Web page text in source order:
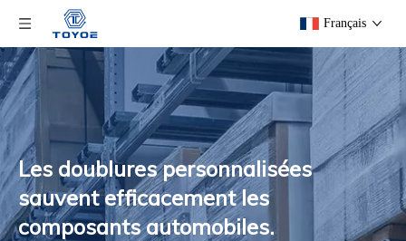
Français
Les doublures personnalisées
sauvent efficacement les
composants automobiles.